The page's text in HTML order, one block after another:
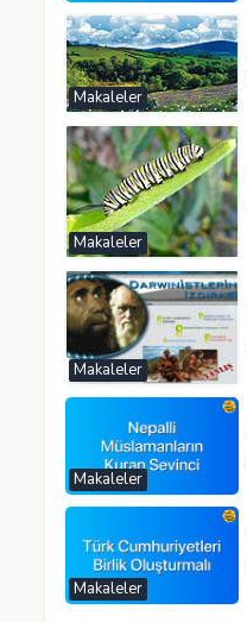
Makaleler
Makaleler
Makaleler
Makaleler
Makaleler